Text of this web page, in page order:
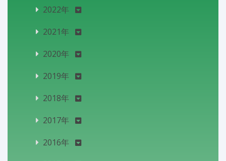
2022年
2021年
2020年
2019年
2018年
2017年
2016年